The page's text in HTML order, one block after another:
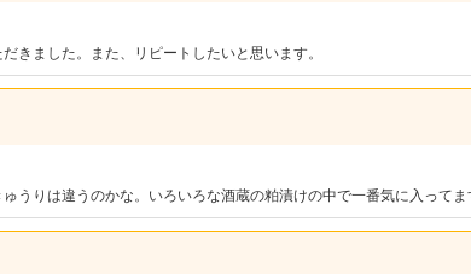
きました。また、リピートしたいと思います。
うりは違うのかな。いろいろな酒蔵の粕漬けの中で一番気に入ってま